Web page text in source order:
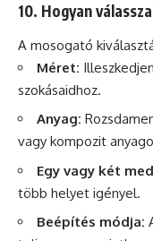
10. Hogyan
A mosogató
Méret:
szokásaidhoz.
Anyag:
vagy kompozit
Egy vagy két
több helyet igényel.
Beépítés módja: